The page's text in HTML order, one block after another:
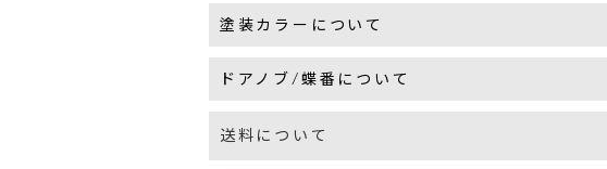
塗装カラーについて
ドアノブ/蝶番について
送料について